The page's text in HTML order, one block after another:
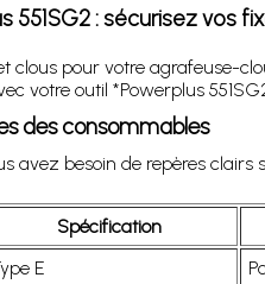
551SG2 : sécurisez vos
clous pour votre agrafeuse-
votre outil *Powerplus
des consommables
avez besoin de repères
Spécification
E